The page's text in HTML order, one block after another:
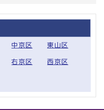
中京区 東山区
右京区 西京区